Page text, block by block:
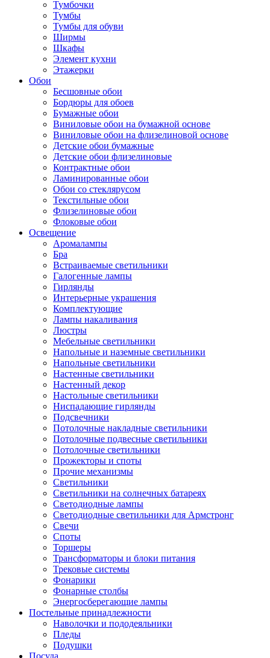
Тумбочки
Тумбы
Тумбы для обуви
Ширмы
Шкафы
Элемент кухни
Этажерки
Обои
Бесшовные обои
Бордюры для обоев
Бумажные обои
Виниловые обои на бумажной основе
Виниловые обои на флизелиновой основе
Детские обои бумажные
Детские обои флизелиновые
Контрактные обои
Ламинированные обои
Обои со стеклярусом
Текстильные обои
Флизелиновые обои
Флоковые обои
Освещение
Аромалампы
Бра
Встраиваемые светильники
Галогенные лампы
Гирлянды
Интерьерные украшения
Комплектующие
Лампы накаливания
Люстры
Мебельные светильники
Напольные и наземные светильники
Напольные светильники
Настенные светильники
Настенный декор
Настольные светильники
Ниспадающие гирлянды
Подсвечники
Потолочные накладные светильники
Потолочные подвесные светильники
Потолочные светильники
Прожекторы и споты
Прочие механизмы
Светильники
Светильники на солнечных батареях
Светодиодные лампы
Светодиодные светильники для Армстронг
Свечи
Споты
Торшеры
Трансформаторы и блоки питания
Трековые системы
Фонарики
Фонарные столбы
Энергосберегающие лампы
Постельные принадлежности
Наволочки и пододеяльники
Пледы
Подушки
Посуда